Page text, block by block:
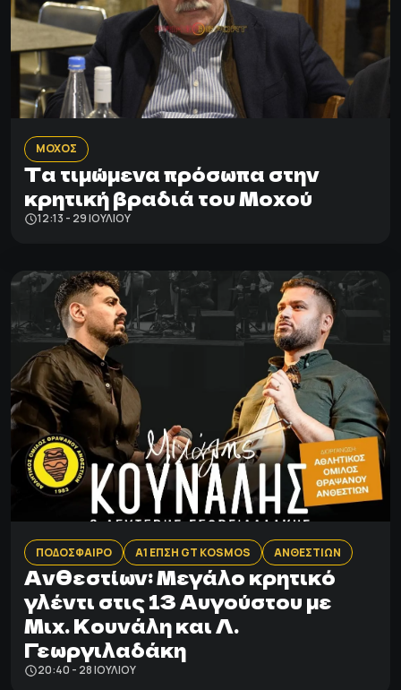
ΜΟΧΟΣ
Τα τιμώμενα πρόσωπα στην
κρητική βραδιά του Μοχού
12:13 - 29 ΙΟΥΛΊΟΥ
ΠΟΔΟΣΦΑΙΡΟ Α1 ΕΠΣΗ GT KOSMOS ΑΝΘΕΣΤΙΩΝ
Ανθεστίων: Mεγάλο κρητικό
γλέντι στις 13 Αυγούστου με
Μιχ. Κουνάλη και Λ.
Γεωργιλαδάκη
20:40 - 28 ΙΟΥΛΊΟΥ